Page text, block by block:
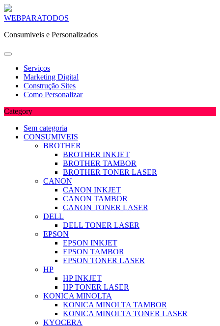
Skip
content
WEBPARATODOS
Consumiveis e Personalizados
Serviços
Marketing Digital
Construção Sites
Como Personalizar
Category
Sem categoria
CONSUMIVEIS
BROTHER
BROTHER INKJET
BROTHER TAMBOR
BROTHER TONER LASER
CANON
CANON INKJET
CANON TAMBOR
CANON TONER LASER
DELL
DELL TONER LASER
EPSON
EPSON INKJET
EPSON TAMBOR
EPSON TONER LASER
HP
HP INKJET
HP TONER LASER
KONICA MINOLTA
KONICA MINOLTA TAMBOR
KONICA MINOLTA TONER LASER
KYOCERA